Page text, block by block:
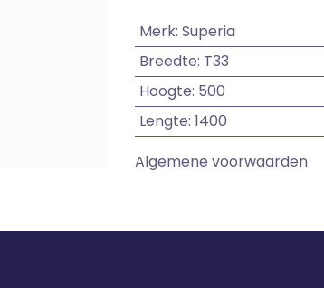
Merk: Superia
Breedte: T33
Hoogte: 500
Lengte: 1400
Algemene voorwaarden